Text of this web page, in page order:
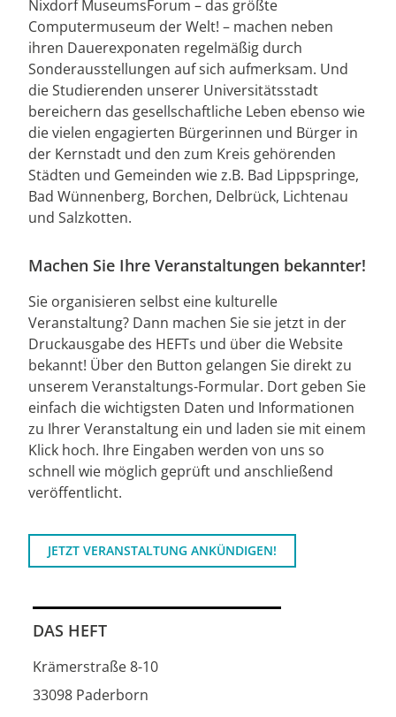
Nixdorf MuseumsForum – das größte
Computermuseum der Welt! – machen neben
ihren Dauerexponaten regelmäßig durch
Sonderausstellungen auf sich aufmerksam. Und
die Studierenden unserer Universitätsstadt
bereichern das gesellschaftliche Leben ebenso wie
die vielen engagierten Bürgerinnen und Bürger in
der Kernstadt und den zum Kreis gehörenden
Städten und Gemeinden wie z.B. Bad Lippspringe,
Bad Wünnenberg, Borchen, Delbrück, Lichtenau
und Salzkotten.
Machen Sie Ihre Veranstaltungen bekannter!
Sie organisieren selbst eine kulturelle
Veranstaltung? Dann machen Sie sie jetzt in der
Druckausgabe des HEFTs und über die Website
bekannt! Über den Button gelangen Sie direkt zu
unserem Veranstaltungs-Formular. Dort geben Sie
einfach die wichtigsten Daten und Informationen
zu Ihrer Veranstaltung ein und laden sie mit einem
Klick hoch. Ihre Eingaben werden von uns so
schnell wie möglich geprüft und anschließend
veröffentlicht.
JETZT VERANSTALTUNG ANKÜNDIGEN!
DAS HEFT
Krämerstraße 8-10
33098 Paderborn